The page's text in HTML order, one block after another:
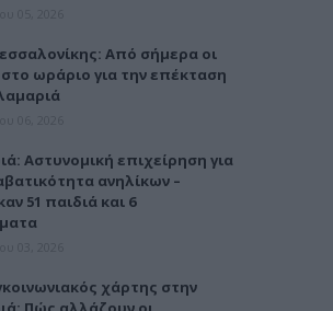
Από σήμερα οι
ωράριο για την επέκταση
Αστυνομική επιχείρηση για
ανηλίκων –
51 παιδιά και 6
χάρτης στην